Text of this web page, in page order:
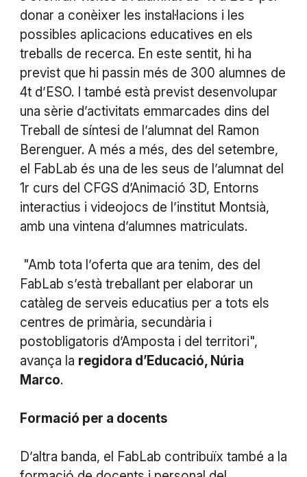
donar a conèixer les instal·lacions i les
possibles aplicacions educatives en els
treballs de recerca. En este sentit, hi ha
previst que hi passin més de 300 alumnes de
4t d’ESO. I també està previst desenvolupar
una sèrie d’activitats emmarcades dins del
Treball de síntesi de l’alumnat del Ramon
Berenguer. A més a més, des del setembre,
el FabLab és una de les seus de l’alumnat del
1r curs del CFGS d’Animació 3D, Entorns
interactius i videojocs de l’institut Montsià,
amb una vintena d’alumnes matriculats.
"Amb tota l’oferta que ara tenim, des del
FabLab s’està treballant per elaborar un
catàleg de serveis educatius per a tots els
centres de primària, secundària i
postobligatoris d’Amposta i del territori",
avança la regidora d’Educació, Núria
Marco.
Formació per a docents
D’altra banda, el FabLab contribuïx també a la